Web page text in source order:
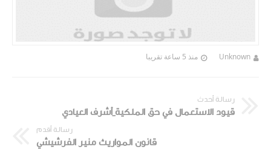
Unknown منذ 5 ساعة تقريبا
رسالة أحدث
قيود الاستعمال في حق الملكية_أشرف العيادي
رسالة أقدم
قانون المواريث منير الفرشيشي